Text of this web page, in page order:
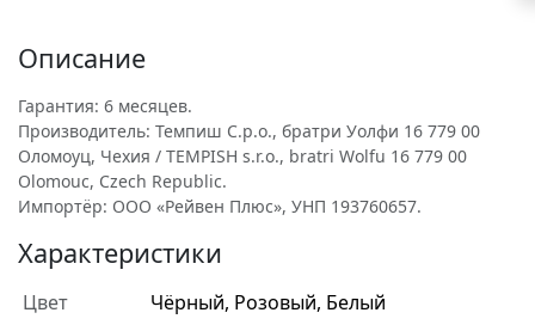
Описание
Гарантия: 6 месяцев.
Производитель: Темпиш С.р.о., братри Уолфи 16 779 00
Оломоуц, Чехия / TEMPISH s.r.o., bratri Wolfu 16 779 00
Olomouc, Czech Republic.
Импортёр: ООО «Рейвен Плюс», УНП 193760657.
Характеристики
Цвет
Чёрный, Розовый, Белый